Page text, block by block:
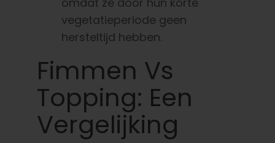
vegetatieperiode geen
hersteltijd hebben.
Fimmen Vs
Topping: Een
Vergelijking